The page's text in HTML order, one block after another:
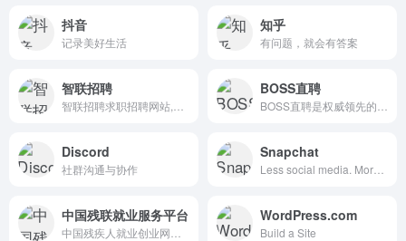
抖音
记录美好生活
知乎
有问题，就会有答案
智联招聘 BOSS直聘
Discord
社群沟通与协作
Snapchat
中国残联就业服务平台 WordPress.com
Build a Site